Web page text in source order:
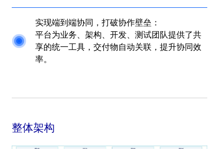
实现端到端协同，打破协作壁垒：
平台为业务、架构、开发、测试团队提供了共
享的统一工具，交付物自动关联，提升协同效
率。
整体架构